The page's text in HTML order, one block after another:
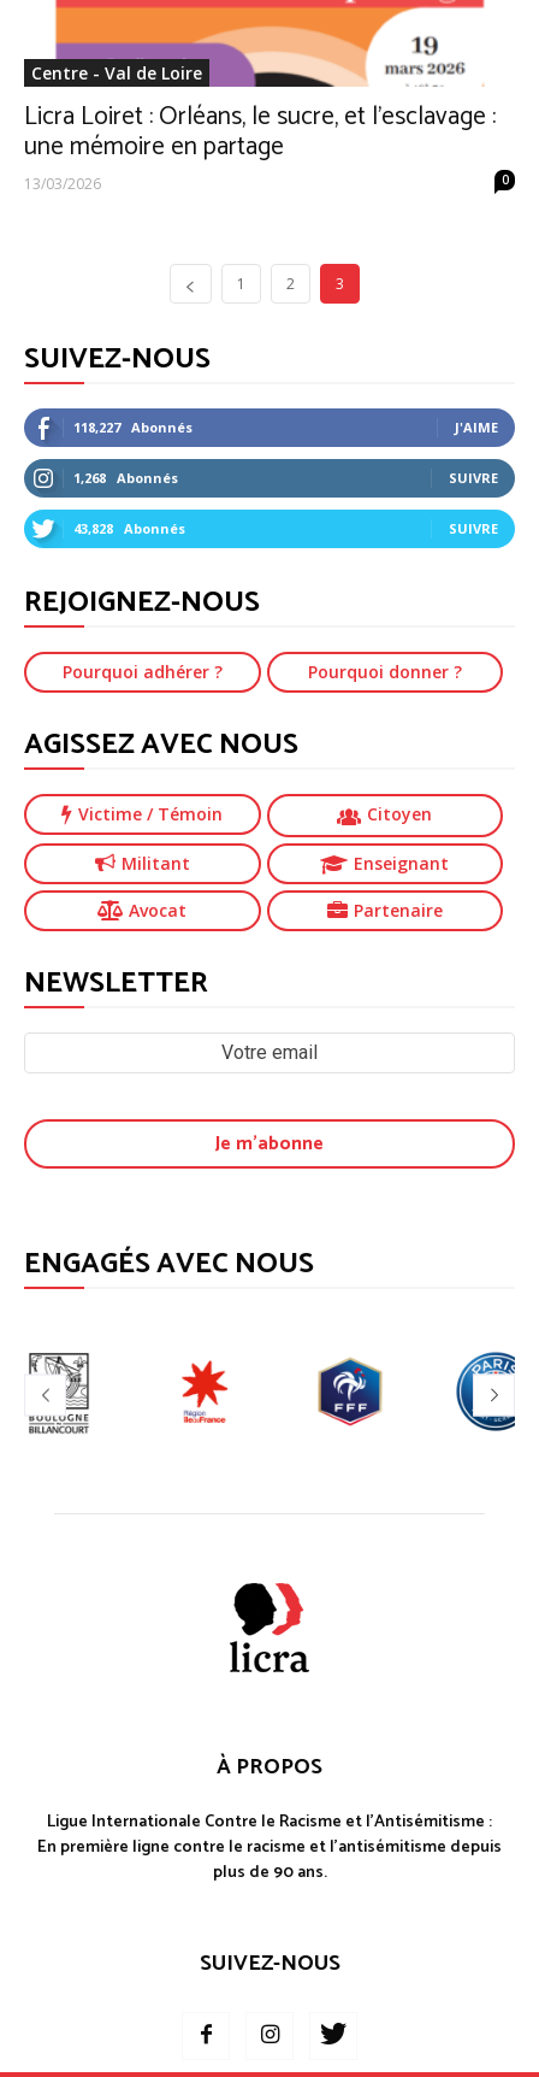
Centre - Val de Loire
Licra Loiret : Orléans, le sucre, et l’esclavage :
une mémoire en partage
13/03/2026 0
1 2 3
SUIVEZ-NOUS
118,227 Abonnés J'AIME
1,268 Abonnés SUIVRE
43,828 Abonnés SUIVRE
REJOIGNEZ-NOUS
Pourquoi adhérer ? Pourquoi donner ?
AGISSEZ AVEC NOUS
Victime/ Témoin Citoyen
Militant Enseignant
Avocat Partenaire
NEWSLETTER
ENGAGÉS AVEC NOUS
À PROPOS
Ligue Internationale Contre le Racisme et l'Antisémitisme :
En première ligne contre le racisme et l'antisémitisme depuis
plus de 90 ans.
SUIVEZ-NOUS